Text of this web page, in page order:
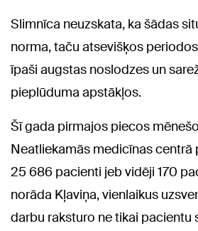
Slimnīca neuzskata, ka šādas
norma, taču atsevišķos
īpaši augstas noslodzes un
pieplūduma apstākļos.
Šī gada pirmajos piecos
Neatliekamās medicīnas centrā
25 686 pacienti jeb vidēji 170
norāda Kļaviņa, vienlaikus
darbu raksturo ne tikai pacientu